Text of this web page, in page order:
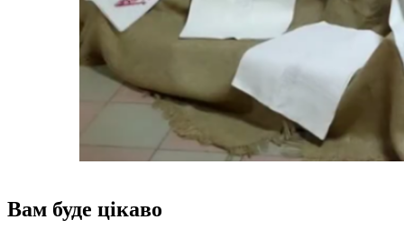
Вам буде цікаво